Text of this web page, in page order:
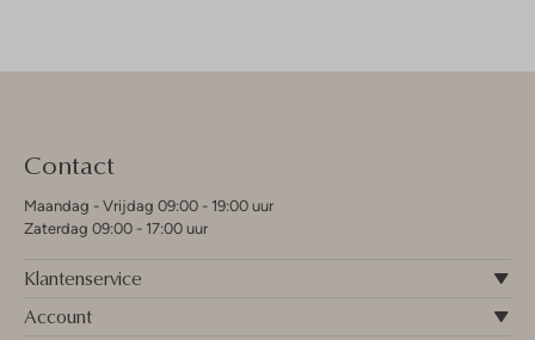
Contact
Maandag - Vrijdag 09:00 - 19:00 uur
Zaterdag 09:00 - 17:00 uur
Klantenservice
Account